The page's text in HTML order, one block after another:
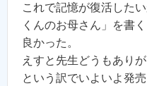
これで記憶が復活した
くんのお母さん」を書
良かった。
えすと先生どうもありが
という訳でいよいよ発売